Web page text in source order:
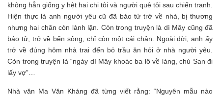
không hẳn giống y hệt hai chị tôi và người quê tôi sau chiến tranh.
Hiện thực là anh người yêu cũ đã báo tử trở về nhà, bị thương
nhưng hai chân còn lành lặn. Còn trong truyện là dì Mây cũng đã
báo tử, trở về bến sông, chỉ còn một cái chân. Ngoài đời, anh ấy
trở về đúng hôm nhà trai đến bỏ trầu ăn hỏi ở nhà người yêu.
Còn trong truyện là “ngày dì Mây khoác ba lô về làng, chú San đi
lấy vợ”…
Nhà văn Ma Văn Kháng đã từng viết rằng: “Nguyên mẫu nào